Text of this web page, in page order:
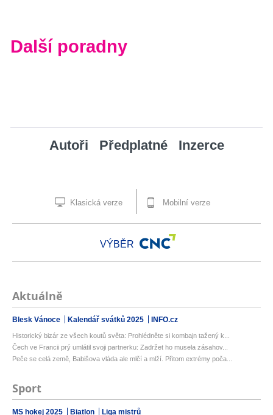
Další poradny
Autoři Předplatné Inzerce
Klasická verze Mobilní verze
VÝBĚR
Aktuálně
Blesk Vánoce Kalendář svátků 2025 INFO.cz
Historický bizár ze všech koutů světa: Prohlédněte si kombajn tažený k...
Čech ve Francii prý umlátil svoji partnerku: Zadržet ho musela zásahov...
Peče se celá země, Babišova vláda ale mlčí a mlží. Přitom extrémy poča...
Sport
MS hokej 2025 Biatlon Liga mistrů